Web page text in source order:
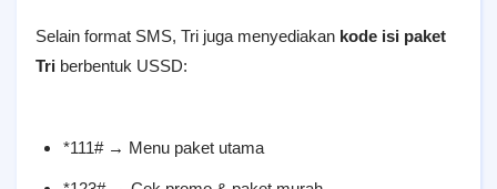
Selain format SMS, Tri juga menyediakan kode isi paket
Tri berbentuk USSD:
*111# → Menu paket utama